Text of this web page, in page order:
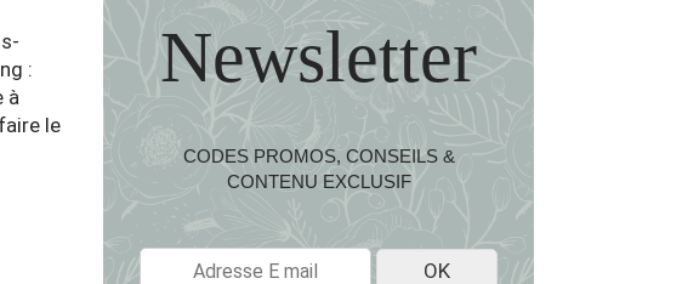
:
à
le
Newsletter
CODES PROMOS, CONSEILS &
CONTENU EXCLUSIF
E
OK